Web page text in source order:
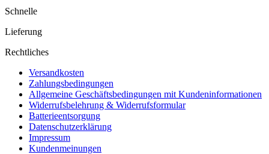
Schnelle
Lieferung
Rechtliches
Versandkosten
Zahlungsbedingungen
Allgemeine Geschäftsbedingungen mit Kundeninformationen
Widerrufsbelehrung & Widerrufsformular
Batterieentsorgung
Datenschutzerklärung
Impressum
Kundenmeinungen